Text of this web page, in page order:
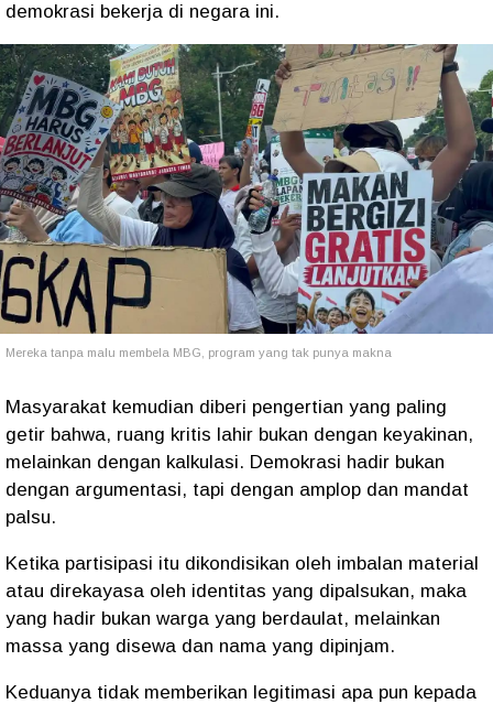
demokrasi bekerja di negara ini.
Mereka tanpa malu membela MBG, program yang tak punya makna
Masyarakat kemudian diberi pengertian yang paling
getir bahwa, ruang kritis lahir bukan dengan keyakinan,
melainkan dengan kalkulasi. Demokrasi hadir bukan
dengan argumentasi, tapi dengan amplop dan mandat
palsu.
Ketika partisipasi itu dikondisikan oleh imbalan material
atau direkayasa oleh identitas yang dipalsukan, maka
yang hadir bukan warga yang berdaulat, melainkan
massa yang disewa dan nama yang dipinjam.
Keduanya tidak memberikan legitimasi apa pun kepada